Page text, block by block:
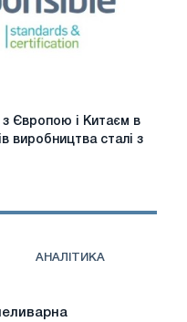
Європою і Китаєм в
виробництва сталі з
АНАЛІТИКА